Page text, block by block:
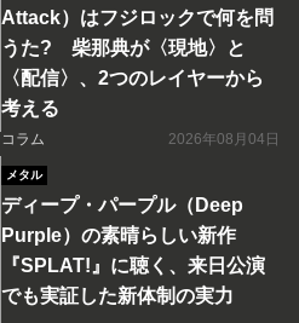
Attack）はフジロックで何を問
うた? 柴那典が〈現地〉と
〈配信〉、2つのレイヤーから
考える
コラム 2026年08月04日
メタル
ディープ・パープル（Deep
Purple）の素晴らしい新作
『SPLAT!』に聴く、来日公演
でも実証した新体制の実力